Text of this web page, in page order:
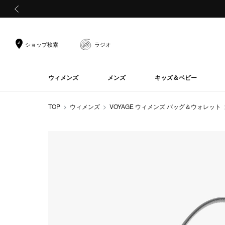
ショップ検索 ラジオ
ウィメンズ メンズ キッズ＆ベビー
TOP ウィメンズ VOYAGE ウィメンズ バッグ＆ウォレット